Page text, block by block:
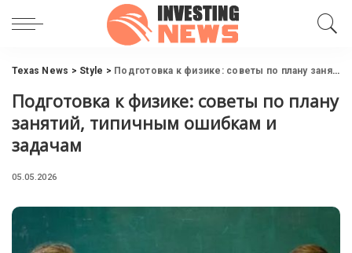
Texas News > Style > Подготовка к физике: советы по плану занятий, типичным ошибкам и задачам
Подготовка к физике: советы по плану
занятий, типичным ошибкам и
задачам
05.05.2026